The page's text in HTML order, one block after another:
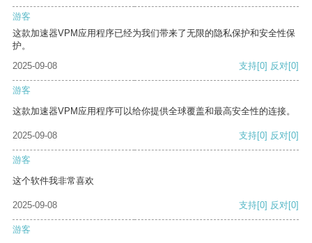
游客
这款加速器VPM应用程序已经为我们带来了无限的隐私保护和安全性保
护。
2025-09-08
支持[0] 反对[0]
游客
这款加速器VPM应用程序可以给你提供全球覆盖和最高安全性的连接。
2025-09-08 支持[0] 反对[0]
游客
这个软件我非常喜欢
2025-09-08 支持[0] 反对[0]
游客